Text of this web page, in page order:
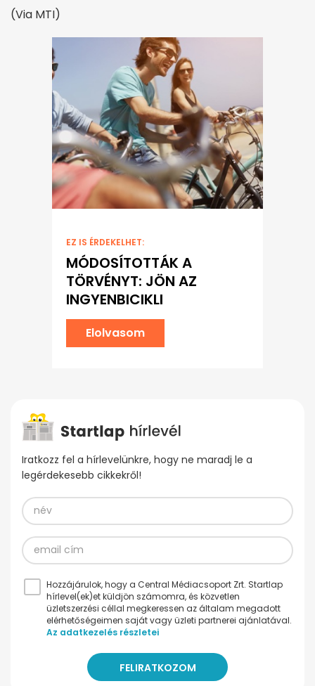
(Via MTI)
EZ IS ÉRDEKELHET:
MÓDOSÍTOTTÁK A
TÖRVÉNYT: JÖN AZ
INGYENBICIKLI
Elolvasom
Iratkozz fel a hírlevelünkre, hogy ne maradj le a
legérdekesebb cikkekről!
Hozzájárulok, hogy a Central Médiacsoport Zrt. Startlap
hírlevel(ek)et küldjön számomra, és közvetlen
üzletszerzési céllal megkeressen az általam megadott
elérhetőségeimen saját vagy üzleti partnerei ajánlatával.
Az adatkezelés részletei